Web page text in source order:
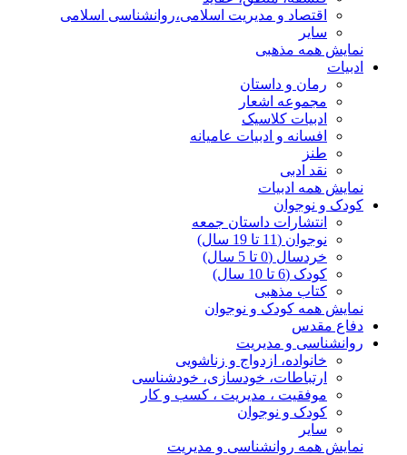
اقتصاد و مدیریت اسلامی،روانشناسی اسلامی
سایر
نمایش همه مذهبی
ادبیات
رمان و داستان
مجموعه اشعار
ادبیات کلاسیک
افسانه و ادبیات عامیانه
طنز
نقد ادبی
نمایش همه ادبیات
کودک و نوجوان
انتشارات داستان جمعه
نوجوان (11 تا 19 سال)
خردسال (0 تا 5 سال)
کودک (6 تا 10 سال)
کتاب مذهبی
نمایش همه کودک و نوجوان
دفاع مقدس
روانشناسی و مدیریت
خانواده، ازدواج و زناشویی
ارتباطات، خودسازی، خودشناسی
موفقیت ، مدیریت ، کسب و کار
کودک و نوجوان
سایر
نمایش همه روانشناسی و مدیریت